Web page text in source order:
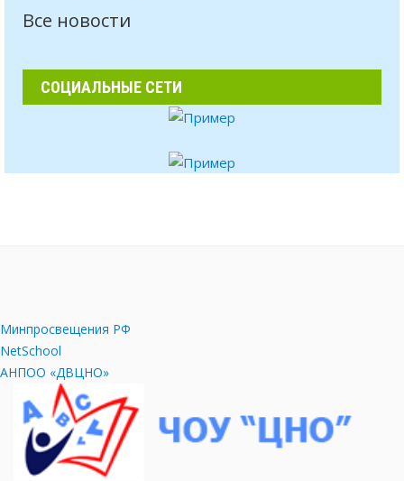
Все новости
СОЦИАЛЬНЫЕ СЕТИ
Минпросвещения РФ
NetSchool
АНПОО «ДВЦНО»